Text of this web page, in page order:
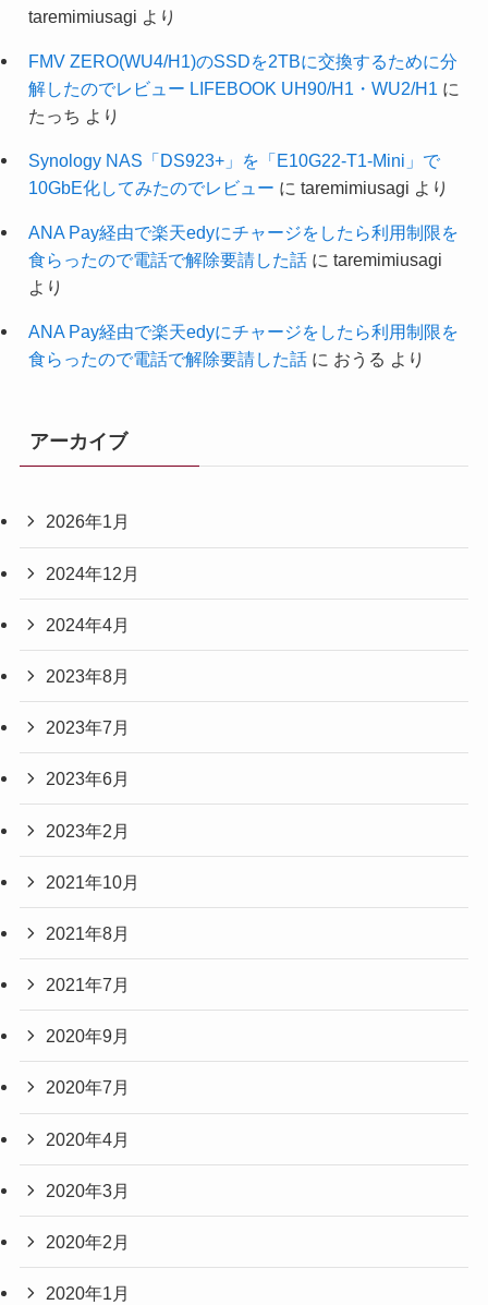
taremimiusagi より
FMV ZERO(WU4/H1)のSSDを2TBに交換するために分
解したのでレビュー LIFEBOOK UH90/H1・WU2/H1 に
たっち より
Synology NAS「DS923+」を「E10G22-T1-Mini」で
10GbE化してみたのでレビュー に taremimiusagi より
ANA Pay経由で楽天edyにチャージをしたら利用制限を
食らったので電話で解除要請した話に taremimiusagi
より
ANA Pay経由で楽天edyにチャージをしたら利用制限を
食らったので電話で解除要請した話に おうる より
アーカイブ
2026年1月
2024年12月
2024年4月
2023年8月
2023年7月
2023年6月
2023年2月
2021年10月
2021年8月
2021年7月
2020年9月
2020年7月
2020年4月
2020年3月
2020年2月
2020年1月